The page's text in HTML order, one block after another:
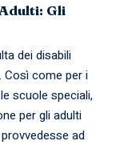
Gli
dei disabili
Così come per i
scuole speciali,
per gli adulti
ad